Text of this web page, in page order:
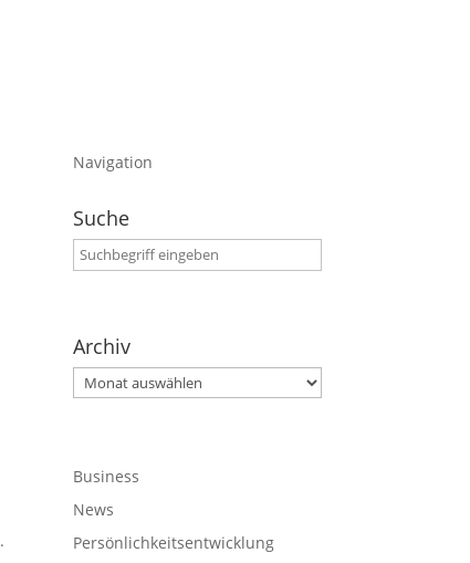
.
Navigation
Suche
Archiv
Archiv
Business
News
Persönlichkeitsentwicklung